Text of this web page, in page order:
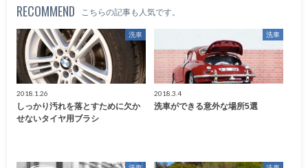
RECOMMEND こちらの記事も人気です。
洗車
2018.1.26
しっかり汚れを落とすために欠か
せないタイヤ用ブラシ
洗車
2018.3.4
洗車ができる意外な場所5選